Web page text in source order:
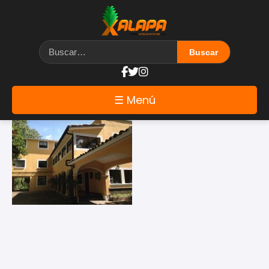
☰ Menú
Etiqueta: Lania